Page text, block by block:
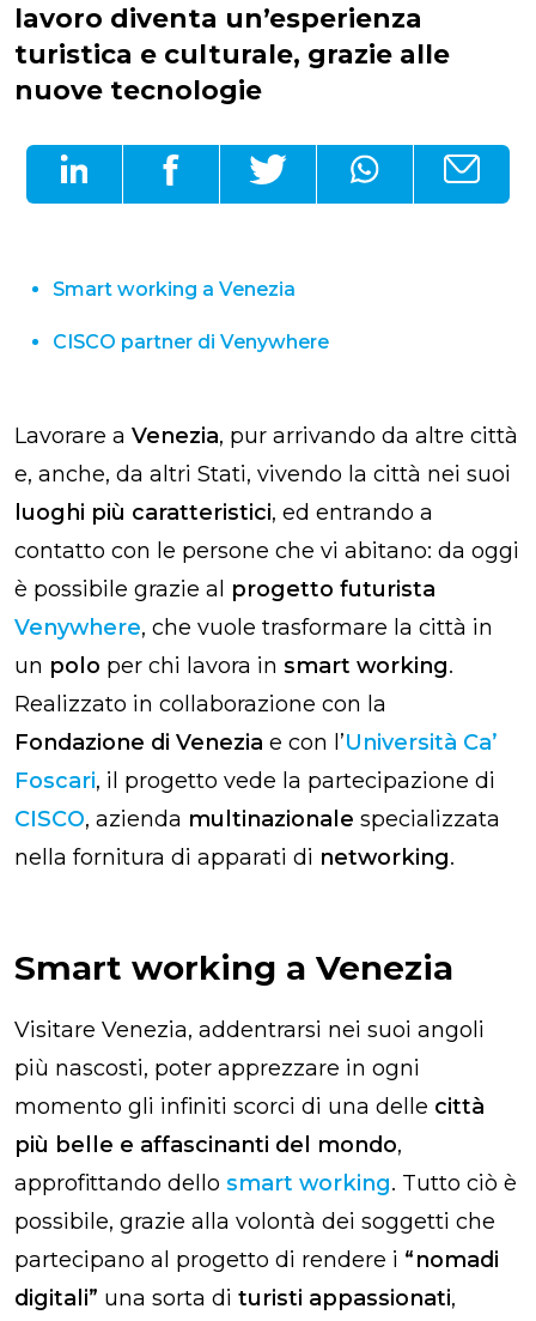
lavoro diventa un’esperienza
turistica e culturale, grazie alle
nuove tecnologie
Smart working a Venezia
CISCO partner di Venywhere
Lavorare a Venezia, pur arrivando da altre città
e, anche, da altri Stati, vivendo la città nei suoi
luoghi più caratteristici, ed entrando a
contatto con le persone che vi abitano: da oggi
è possibile grazie al progetto futurista
Venywhere, che vuole trasformare la città in
un polo per chi lavora in smart working.
Realizzato in collaborazione con la
Fondazione di Venezia e con l’Università Ca’
Foscari, il progetto vede la partecipazione di
CISCO, azienda multinazionale specializzata
nella fornitura di apparati di networking.
Smart working a Venezia
Visitare Venezia, addentrarsi nei suoi angoli
più nascosti, poter apprezzare in ogni
momento gli infiniti scorci di una delle città
più belle e affascinanti del mondo,
approfittando dello smart working. Tutto ciò è
possibile, grazie alla volontà dei soggetti che
partecipano al progetto di rendere i “nomadi
digitali” una sorta di turisti appassionati,